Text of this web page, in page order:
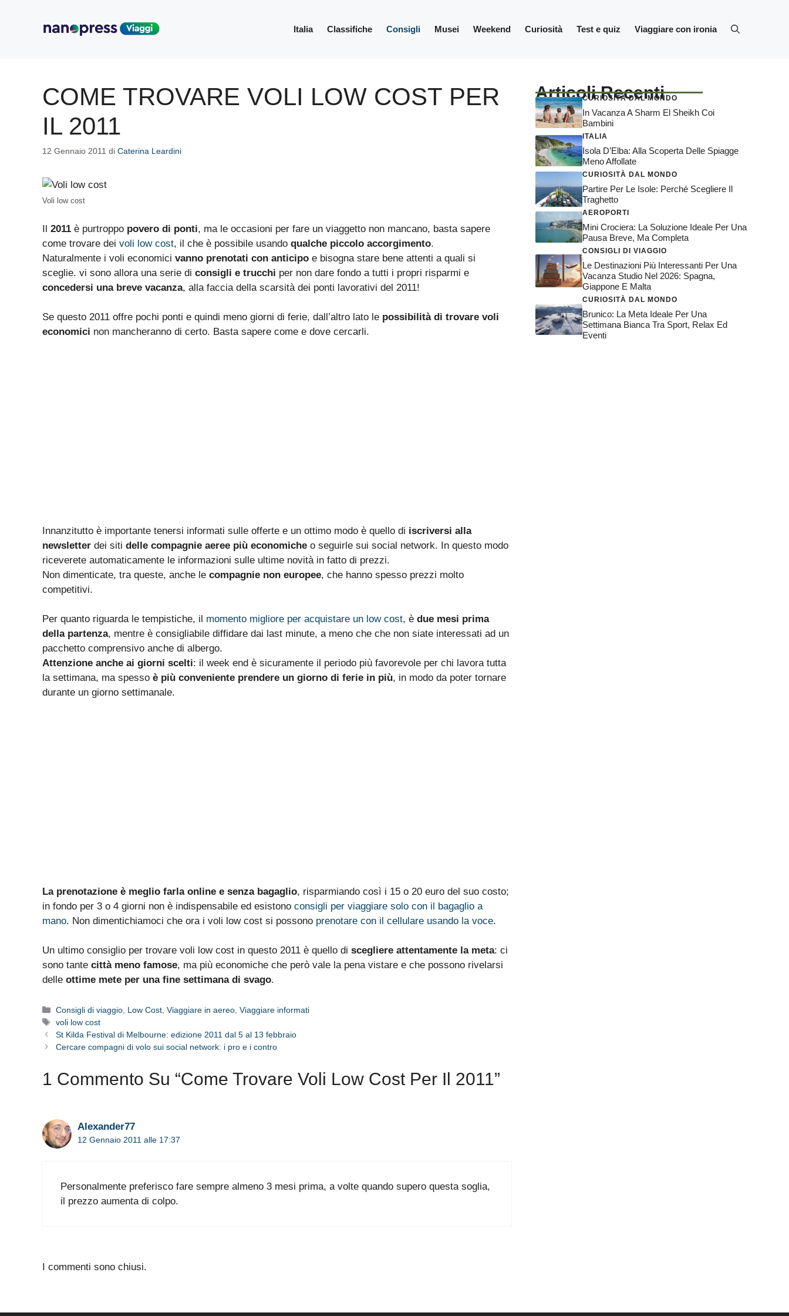
Italia Classifiche Consigli Musei Weekend Curiosità Test e quiz Viaggiare con ironia
COME TROVARE VOLI LOW COST PER
IL 2011
12 Gennaio 2011 di Caterina Leardini
Voli low cost
Il 2011 è purtroppo povero di ponti, ma le occasioni per fare un viaggetto non mancano, basta sapere
come trovare dei voli low cost, il che è possibile usando qualche piccolo accorgimento.
Naturalmente i voli economici vanno prenotati con anticipo e bisogna stare bene attenti a quali si
sceglie. vi sono allora una serie di consigli e trucchi per non dare fondo a tutti i propri risparmi e
concedersi una breve vacanza, alla faccia della scarsità dei ponti lavorativi del 2011!
Se questo 2011 offre pochi ponti e quindi meno giorni di ferie, dall’altro lato le possibilità di trovare voli
economici non mancheranno di certo. Basta sapere come e dove cercarli.
Innanzitutto è importante tenersi informati sulle offerte e un ottimo modo è quello di iscriversi alla
newsletter dei siti delle compagnie aeree più economiche o seguirle sui social network. In questo modo
riceverete automaticamente le informazioni sulle ultime novità in fatto di prezzi.
Non dimenticate, tra queste, anche le compagnie non europee, che hanno spesso prezzi molto
competitivi.
Per quanto riguarda le tempistiche, il momento migliore per acquistare un low cost, è due mesi prima
della partenza, mentre è consigliabile diffidare dai last minute, a meno che che non siate interessati ad un
pacchetto comprensivo anche di albergo.
Attenzione anche ai giorni scelti: il week end è sicuramente il periodo più favorevole per chi lavora tutta
la settimana, ma spesso è più conveniente prendere un giorno di ferie in più, in modo da poter tornare
durante un giorno settimanale.
La prenotazione è meglio farla online e senza bagaglio, risparmiando così i 15 o 20 euro del suo costo;
in fondo per 3 o 4 giorni non è indispensabile ed esistono consigli per viaggiare solo con il bagaglio a
mano. Non dimentichiamoci che ora i voli low cost si possono prenotare con il cellulare usando la voce.
Un ultimo consiglio per trovare voli low cost in questo 2011 è quello di scegliere attentamente la meta: ci
sono tante città meno famose, ma più economiche che però vale la pena vistare e che possono rivelarsi
delle ottime mete per una fine settimana di svago.
Categorie
Consigli di viaggio Low Cost ,Viaggiare in aereo ,Viaggiare informati
Tag
voli low cost
St Kilda Festival di Melbourne: edizione 2011 dal 5 al 13 febbraio
Cercare compagni di volo sui social network: i pro e i contro
1 Commento Su “Come Trovare Voli Low Cost Per Il 2011”
Alexander77
12 Gennaio 2011 alle 17:37
Personalmente preferisco fare sempre almeno 3 mesi prima, a volte quando supero questa soglia,
il prezzo aumenta di colpo.
I commenti sono chiusi.
Articoli Recenti
CURIOSITÀ DAL MONDO
In Vacanza A Sharm El Sheikh Coi
Bambini
ITALIA
Isola D’Elba: Alla Scoperta Delle Spiagge
Meno Affollate
CURIOSITÀ DAL MONDO
Partire Per Le Isole: Perché Scegliere Il
Traghetto
AEROPORTI
Mini Crociera: La Soluzione Ideale Per Una
Pausa Breve, Ma Completa
CONSIGLI DI VIAGGIO
Le Destinazioni Più Interessanti Per Una
Vacanza Studio Nel 2026: Spagna,
Giappone E Malta
CURIOSITÀ DAL MONDO
Brunico: La Meta Ideale Per Una
Settimana Bianca Tra Sport, Relax Ed
Eventi